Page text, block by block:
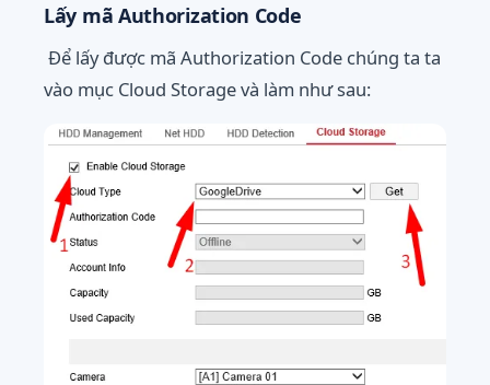
Lấy mã Authorization Code
Để lấy được mã Authorization Code chúng ta ta
vào mục Cloud Storage và làm như sau: